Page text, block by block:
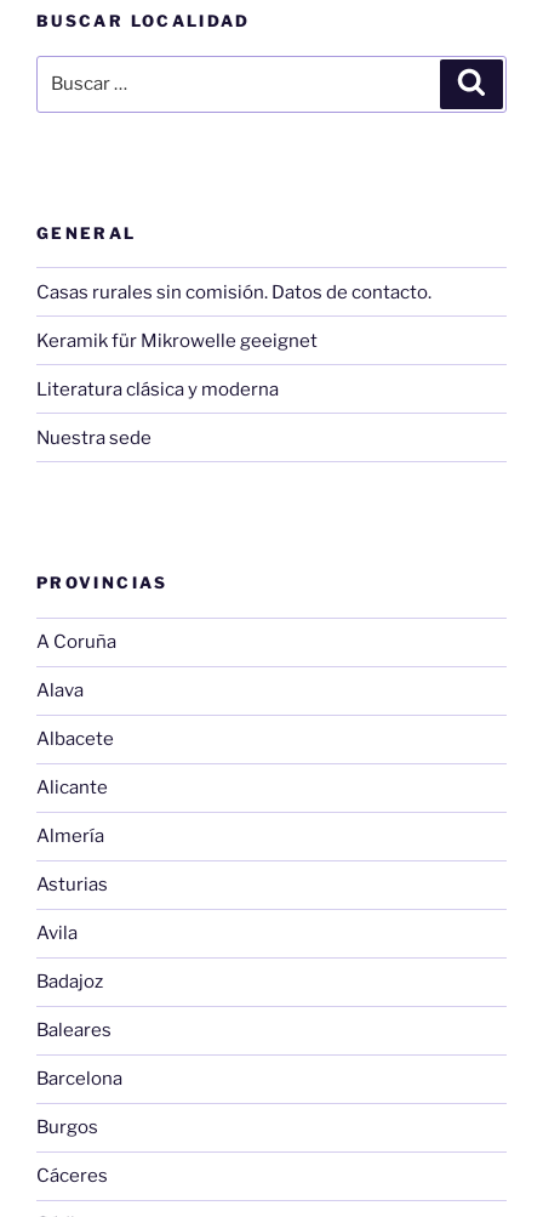
BUSCAR LOCALIDAD
por:
GENERAL
Casas rurales sin comisión. Datos de contacto.
Keramik für Mikrowelle geeignet
Literatura clásica y moderna
Nuestra sede
PROVINCIAS
A Coruña
Alava
Albacete
Alicante
Almería
Asturias
Avila
Badajoz
Baleares
Barcelona
Burgos
Cáceres